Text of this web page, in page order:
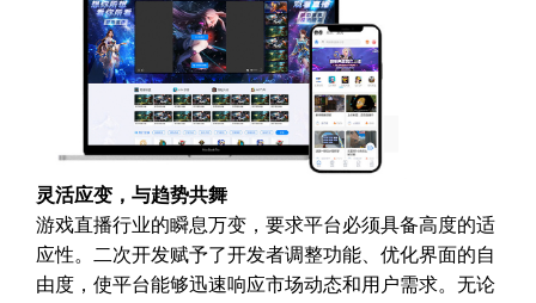
灵活应变，与趋势共舞
游戏直播行业的瞬息万变，要求平台必须具备高度的适
应性。二次开发赋予了开发者调整功能、优化界面的自
由度，使平台能够迅速响应市场动态和用户需求。无论